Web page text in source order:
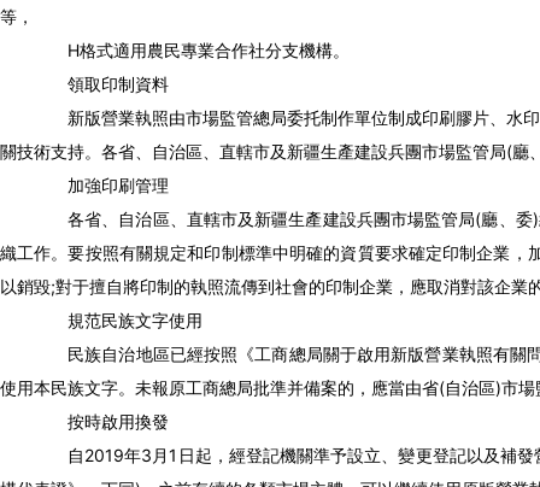
等，
H格式適用農民專業合作社分支機構。
領取印制資料
新版營業執照由市場監管總局委托制作單位制成印刷膠片、水印
關技術支持。各省、自治區、直轄市及新疆生產建設兵團市場監管局(
加強印刷管理
各省、自治區、直轄市及新疆生產建設兵團市場監管局(廳、委)
織工作。要按照有關規定和印制標準中明確的資質要求確定印制企業
以銷毀;對于擅自將印制的執照流傳到社會的印制企業，應取消對該企
規范民族文字使用
民族自治地區已經按照《工商總局關于啟用新版營業執照有關
使用本民族文字。未報原工商總局批準并備案的，應當由省(自治區)市
按時啟用換發
自2019年3月1日起，經登記機關準予設立、變更登記以及補發